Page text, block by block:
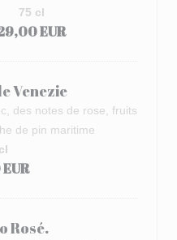
EUR
75 cl
Venezie
des notes de rose, fruits
de pin maritime
Rosé.